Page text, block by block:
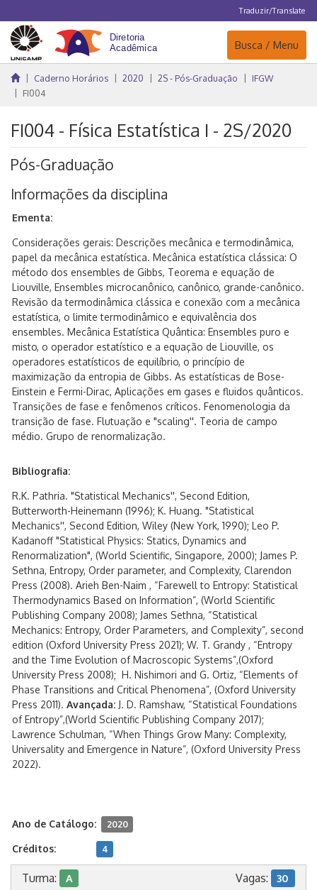
Traduzir/Translate
Navegação
Busca / Menu
Caderno Horários 2020 2S - Pós-Graduação
IFGW
FI004
FI004 - Física Estatística I - 2S/2020
Pós-Graduação
Informações da disciplina
Ementa:
Considerações gerais: Descrições mecânica e termodinâmica,
papel da mecânica estatística. Mecânica estatística clássica: O
método dos ensembles de Gibbs, Teorema e equação de
Liouville, Ensembles microcanônico, canônico, grande-canônico.
Revisão da termodinâmica clássica e conexão com a mecânica
estatística, o limite termodinâmico e equivalência dos
ensembles. Mecânica Estatística Quântica: Ensembles puro e
misto, o operador estatístico e a equação de Liouville, os
operadores estatísticos de equilíbrio, o princípio de
maximização da entropia de Gibbs. As estatísticas de Bose-
Einstein e Fermi-Dirac, Aplicações em gases e fluidos quânticos.
Transições de fase e fenômenos críticos. Fenomenologia da
transição de fase. Flutuação e "scaling''. Teoria de campo
médio. Grupo de renormalização.
Bibliografia:
R.K. Pathria. "Statistical Mechanics'', Second Edition,
Butterworth-Heinemann (1996); K. Huang. "Statistical
Mechanics'', Second Edition, Wiley (New York, 1990); Leo P.
Kadanoff "Statistical Physics: Statics, Dynamics and
Renormalization", (World Scientific, Singapore, 2000); James P.
Sethna, Entropy, Order parameter, and Complexity, Clarendon
Press (2008). Arieh Ben-Naim , “Farewell to Entropy: Statistical
Thermodynamics Based on Information”, (World Scientific
Publishing Company 2008); James Sethna, “Statistical
Mechanics: Entropy, Order Parameters, and Complexity”, second
edition (Oxford University Press 2021); W. T. Grandy , “Entropy
and the Time Evolution of Macroscopic Systems”,(Oxford
University Press 2008); H. Nishimori and G. Ortiz, “Elements of
Phase Transitions and Critical Phenomena”, (Oxford University
Press 2011). Avançada: J. D. Ramshaw, “Statistical Foundations
of Entropy”,(World Scientific Publishing Company 2017);
Lawrence Schulman, “When Things Grow Many: Complexity,
Universality and Emergence in Nature”, (Oxford University Press
2022).
Ano de Catálogo: 2020
Créditos: 4
Turma: A Vagas: 30